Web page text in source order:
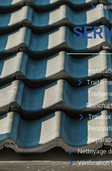
Nettoyage
Vérification